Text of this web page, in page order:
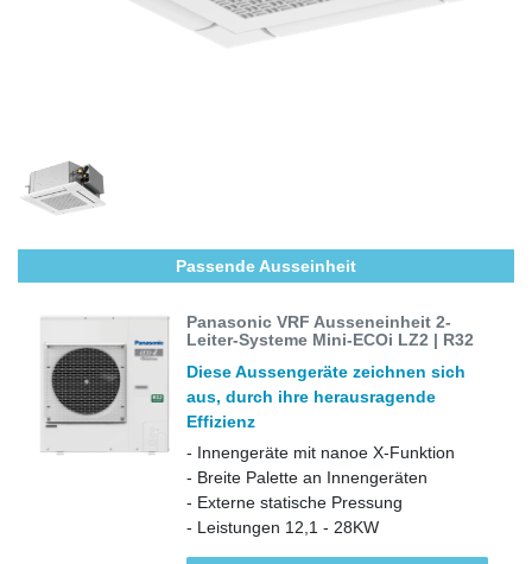
Passende Ausseinheit
Panasonic VRF Ausseneinheit 2-
Leiter-Systeme Mini-ECOi LZ2 | R32
Diese Aussengeräte zeichnen sich
aus, durch ihre herausragende
Effizienz
- Innengeräte mit nanoe X-Funktion
- Breite Palette an Innengeräten
- Externe statische Pressung
- Leistungen 12,1 - 28KW